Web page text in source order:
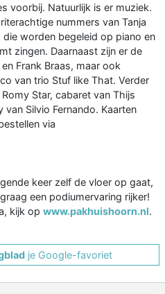
voorbij. Natuurlijk is er muziek.
nummers van Tanja
worden begeleid op piano en
zingen. Daarnaast zijn er de
Frank Braas, maar ook
van trio Stuf like That. Verder
Star, cabaret van Thijs
Silvio Fernando. Kaarten
via
keer zelf de vloer op gaat,
een podiumervaring rijker!
kijk op www.pakhuishoorn.nl.
je Google-favoriet